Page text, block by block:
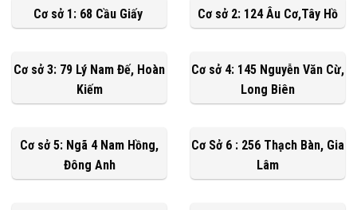
Cơ sở 1: 68 Cầu Giấy Cơ sở 2: 124 Âu Cơ,Tây Hồ
Cơ sở 3: 79 Lý Nam Đế, Hoàn
Kiếm
Cơ sở 4: 145 Nguyễn Văn Cừ,
Long Biên
Cơ sở 5: Ngã 4 Nam Hồng,
Đông Anh
Cơ Sở 6 : 256 Thạch Bàn, Gia
Lâm